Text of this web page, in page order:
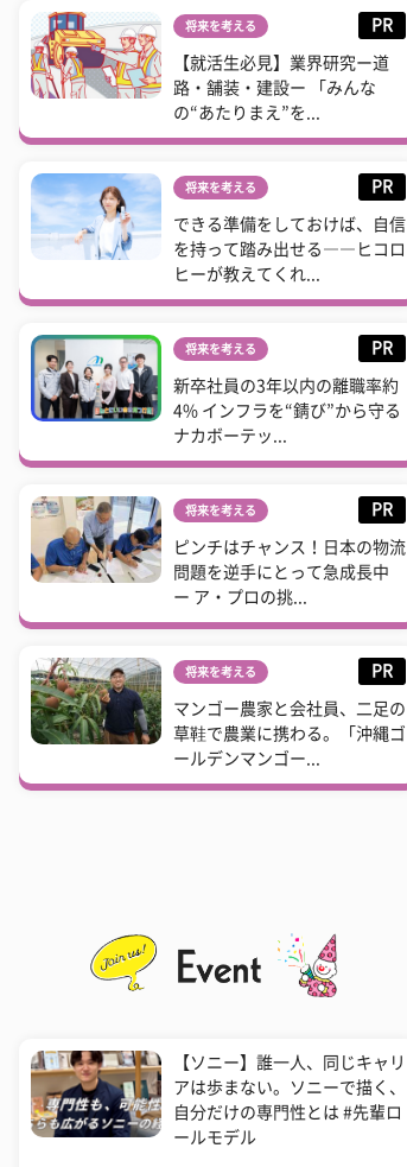
将来を考える PR
【就活生必見】業界研究ー道
路・舗装・建設ー 「みんな
の“あたりまえ”を...
将来を考える PR
できる準備をしておけば、自信
を持って踏み出せる――ヒコロ
ヒーが教えてくれ...
将来を考える PR
新卒社員の3年以内の離職率約
4% インフラを“錆び”から守る
ナカボーテッ...
将来を考える PR
ピンチはチャンス！日本の物流
問題を逆手にとって急成長中
ー ア・プロの挑...
将来を考える PR
マンゴー農家と会社員、二足の
草鞋で農業に携わる。「沖縄ゴ
ールデンマンゴー...
【ソニー】誰一人、同じキャリ
アは歩まない。ソニーで描く、
自分だけの専門性とは #先輩ロ
ールモデル